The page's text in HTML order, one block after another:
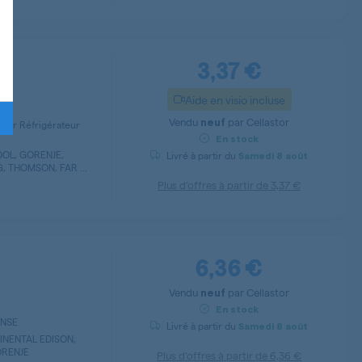
Réfrigérateur
GORENJE,
THOMSON, FAR ...
3,37 €
Aide en visio incluse
Vendu neuf par Cellastor
En stock
Livré à partir du Samedi 8 août
EDISON,
6,36 €
Vendu neuf par Cellastor
En stock
Livré à partir du Samedi 8 août